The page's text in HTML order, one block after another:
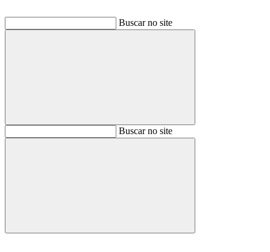
Buscar no site
BuscarBuscar no site
Buscar